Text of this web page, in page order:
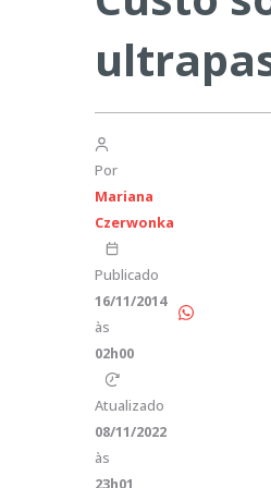
Por
Mariana
Czerwonka
Publicado
16/11/2014
às
02h00
Atualizado
08/11/2022
às
23h01